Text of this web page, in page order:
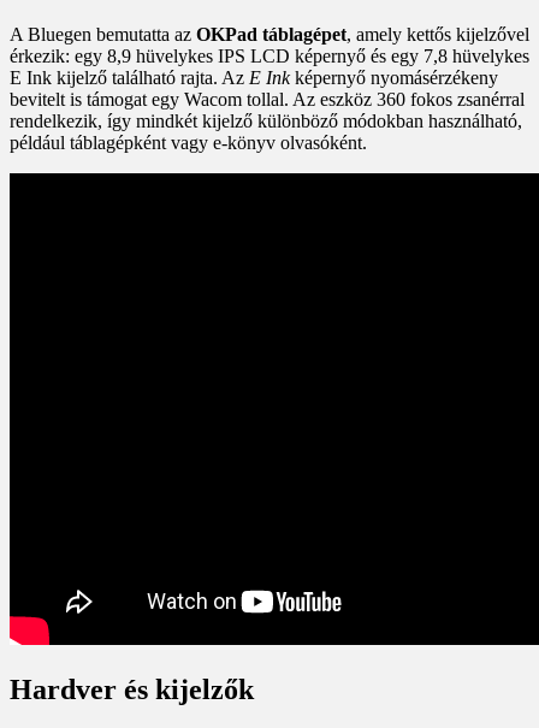
A Bluegen bemutatta az OKPad táblagépet, amely kettős kijelzővel
érkezik: egy 8,9 hüvelykes IPS LCD képernyő és egy 7,8 hüvelykes
E Ink kijelző található rajta. Az E Inkképernyő nyomásérzékeny
bevitelt is támogat egy Wacom tollal. Az eszköz 360 fokos zsanérral
rendelkezik, így mindkét kijelző különböző módokban használható,
például táblagépként vagy e-könyv olvasóként.
Hardver és kijelzők